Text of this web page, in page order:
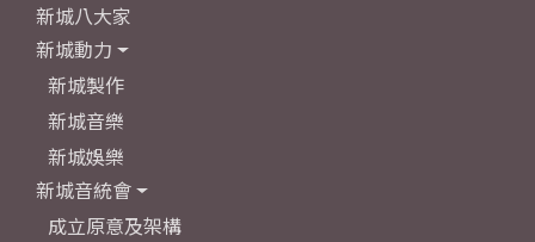
新城八大家
新城動力
新城製作
新城音樂
新城娛樂
新城音統會
成立原意及架構